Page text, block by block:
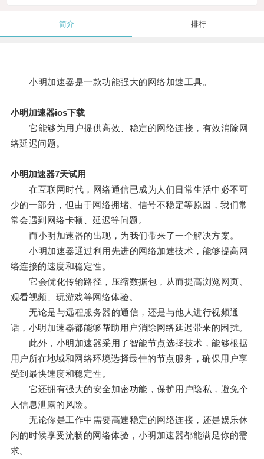
简介 排行
小明加速器是一款功能强大的网络加速工具。
小明加速器ios下载
它能够为用户提供高效、稳定的网络连接，有效消除网
络延迟问题。
小明加速器7天试用
在互联网时代，网络通信已成为人们日常生活中必不可
少的一部分，但由于网络拥堵、信号不稳定等原因，我们常
常会遇到网络卡顿、延迟等问题。
而小明加速器的出现，为我们带来了一个解决方案。
小明加速器通过利用先进的网络加速技术，能够提高网
络连接的速度和稳定性。
它会优化传输路径，压缩数据包，从而提高浏览网页、
观看视频、玩游戏等网络体验。
无论是与远程服务器的通信，还是与他人进行视频通
话，小明加速器都能够帮助用户消除网络延迟带来的困扰。
此外，小明加速器采用了智能节点选择技术，能够根据
用户所在地域和网络环境选择最佳的节点服务，确保用户享
受到最快速度和稳定性。
它还拥有强大的安全加密功能，保护用户隐私，避免个
人信息泄露的风险。
无论你是工作中需要高速稳定的网络连接，还是娱乐休
闲的时候享受流畅的网络体验，小明加速器都能满足你的需
求。